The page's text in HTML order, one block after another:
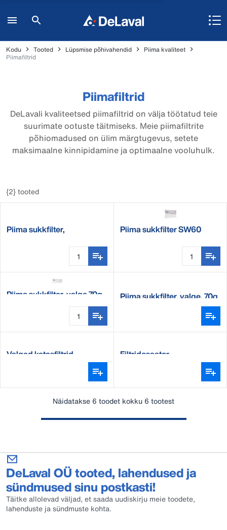
Kodu Tooted Lüpsmise põhivahendid
Piima kvaliteet
Piimafiltrid
Piimafiltrid
DeLavali kvaliteetsed piimafiltrid on välja töötatud teie
suurimate ootuste täitmiseks. Meie piimafiltrite
põhiomadused on ülim märgtugevus, setete
maksimaalne kinnipidamine ja optimaalne vooluhulk.
{2} tooted
Piima sukkfilter, Piima sukkfilter SW60
Piima sukkfilter, valge 70g Piima sukkfilter, valge, 70g
Valged ketasfiltrid Filtridosaator
Näidatakse 6 toodet kokku 6 tootest
DeLaval OÜ tooted, lahendused ja
sündmused sinu postkasti!
Täitke allolevad väljad, et saada uudiskirju meie toodete,
lahenduste ja sündmuste kohta.